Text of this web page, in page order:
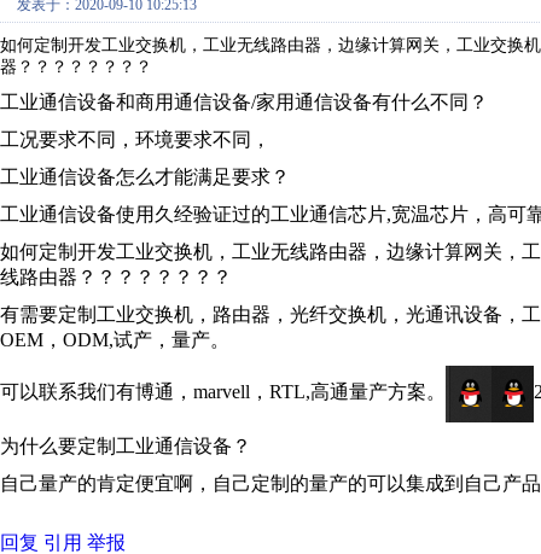
发表于：2020-09-10 10:25:13
如何定制开发工业交换机，工业无线路由器，边缘计算网关，工业交换
器？？？？？？？？
工业通信设备和商用通信设备/家用通信设备有什么不同？
工况要求不同，环境要求不同，
工业通信设备怎么才能满足要求？
工业通信设备使用久经验证过的工业通信芯片,宽温芯片，高可
如何定制开发工业交换机，工业无线路由器，边缘计算网关，
线路由器？？？？？？？？
有需要定制工业交换机，路由器，光纤交换机，光通讯设备，
OEM，ODM,试产，量产。
可以联系我们有博通，marvell，RTL,高通量产方案。
为什么要定制工业通信设备？
自己量产的肯定便宜啊，自己定制的量产的可以集成到自己产
回复 引用 举报